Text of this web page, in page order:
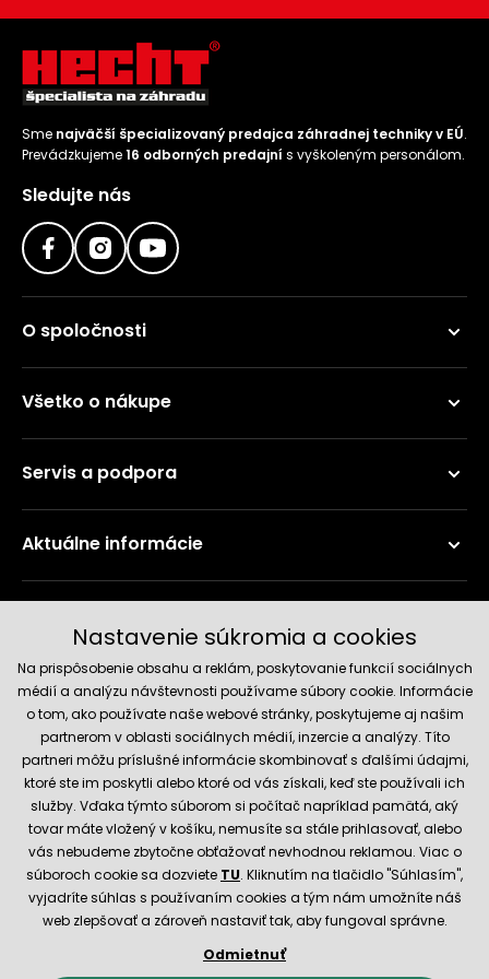
Sme najväčší špecializovaný predajca záhradnej techniky v EÚ.
Prevádzkujeme16 odborných predajní s vyškoleným personálom.
Sledujte nás
O spoločnosti
Všetko o nákupe
Servis a podpora
Aktuálne informácie
Spoľahlivý obchod
Obchodné podmienky
Nastavenie súkromia a cookies
Na prispôsobenie obsahu a reklám, poskytovanie funkcií sociálnych
médií a analýzu návštevnosti používame súbory cookie. Informácie
o tom, ako používate naše webové stránky, poskytujeme aj našim
partnerom v oblasti sociálnych médií, inzercie a analýzy. Títo
partneri môžu príslušné informácie skombinovať s ďalšími údajmi,
ktoré ste im poskytli alebo ktoré od vás získali, keď ste používali ich
služby. Vďaka týmto súborom si počítač napríklad pamätá, aký
tovar máte vložený v košíku, nemusíte sa stále prihlasovať, alebo
vás nebudeme zbytočne obťažovať nevhodnou reklamou. Viac o
súboroch cookie sa dozviete TU. Kliknutím na tlačidlo "Súhlasím",
vyjadríte súhlas s používaním cookies a tým nám umožníte náš
web zlepšovať a zároveň nastaviť tak, aby fungoval správne.
Odmietnuť